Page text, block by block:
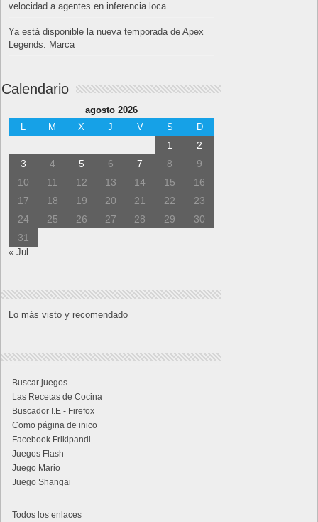
velocidad a agentes en inferencia loca
Ya está disponible la nueva temporada de Apex
Legends: Marca
Calendario
agosto 2026
L
M X J V S D
1
2
3
4 5 6 7 8
9
10
11 12 13 14 15
16
17
18 19 20 21 22
23
24
25 26 27 28 29
30
31
« Jul
Lo más visto y recomendado
Buscar juegos
Las Recetas de Cocina
Buscador I.E - Firefox
Como página de inico
Facebook Frikipandi
Juegos Flash
Juego Mario
Juego Shangai
Todos los enlaces